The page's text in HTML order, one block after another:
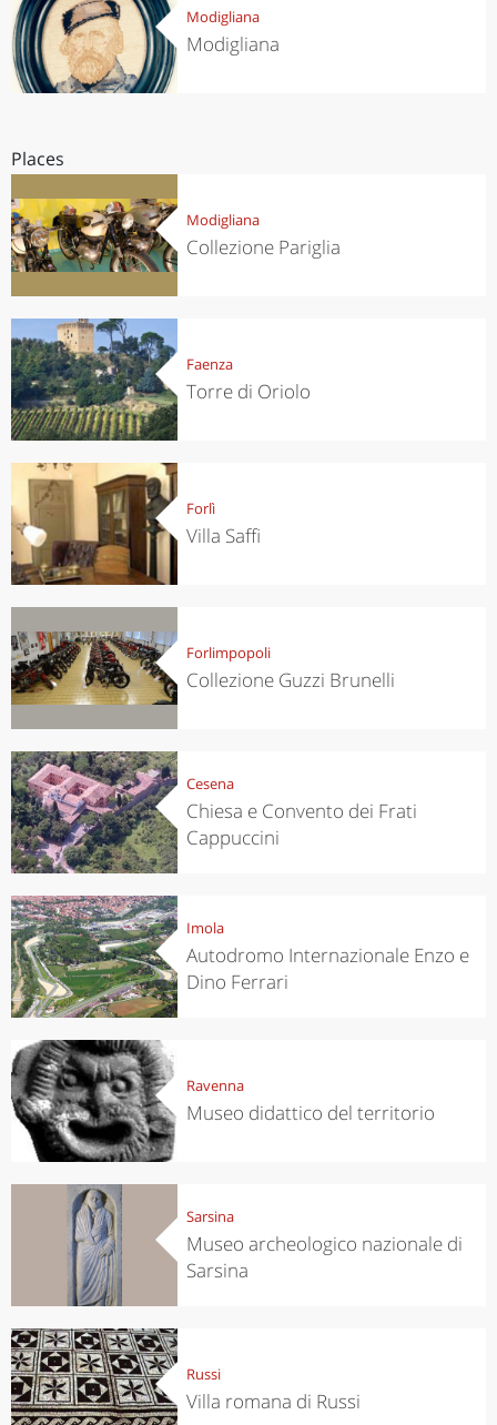
Modigliana
Modigliana
Places
Modigliana
Collezione Pariglia
Faenza
Torre di Oriolo
Forlì
Villa Saffi
Forlimpopoli
Collezione Guzzi Brunelli
Cesena
Chiesa e Convento dei Frati
Cappuccini
Imola
Autodromo Internazionale Enzo e
Dino Ferrari
Ravenna
Museo didattico del territorio
Sarsina
Museo archeologico nazionale di
Sarsina
Russi
Villa romana di Russi